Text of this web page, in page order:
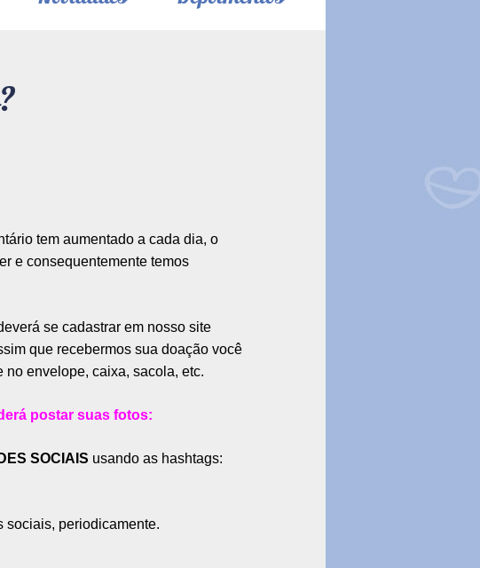
tem aumentado a cada dia, o
e consequentemente temos
se cadastrar em nosso site
que recebermos sua doação você
envelope, caixa, sacola, etc.
postar suas fotos:
SOCIAIS usando as hashtags:
sociais, periodicamente.